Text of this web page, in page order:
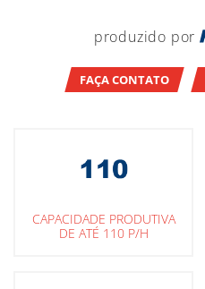
produzido por
FAÇA CONTATO
CAPACIDADE PRODUTIVA
DE ATÉ 110 P/H